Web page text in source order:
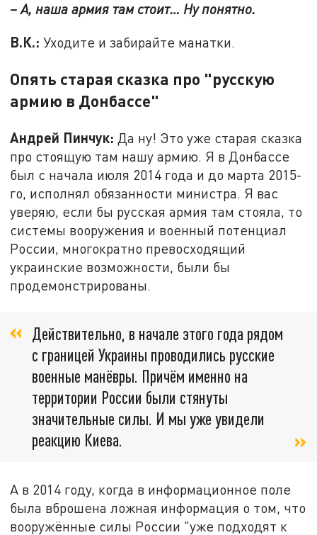
– А, наша армия там стоит… Ну понятно.
В.К.: Уходите и забирайте манатки.
Опять старая сказка про "русскую
армию в Донбассе"
Андрей Пинчук: Да ну! Это уже старая сказка
про стоящую там нашу армию. Я в Донбассе
был с начала июля 2014 года и до марта 2015-
го, исполнял обязанности министра. Я вас
уверяю, если бы русская армия там стояла, то
системы вооружения и военный потенциал
России, многократно превосходящий
украинские возможности, были бы
продемонстрированы.
Действительно, в начале этого года рядом
с границей Украины проводились русские
военные манёвры. Причём именно на
территории России были стянуты
значительные силы. И мы уже увидели
реакцию Киева.
А в 2014 году, когда в информационное поле
была вброшена ложная информация о том, что
вооружённые силы России "уже подходят к